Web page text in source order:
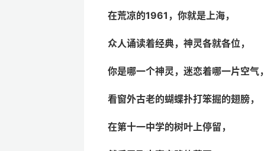
在荒凉的1961，你就是上海，
众人诵读着经典，神灵各就各位，
你是哪一个神灵，迷恋着哪一片空气，
看窗外古老的蝴蝶扑打笨掘的翅膀，
在第十一中学的树叶上停留，